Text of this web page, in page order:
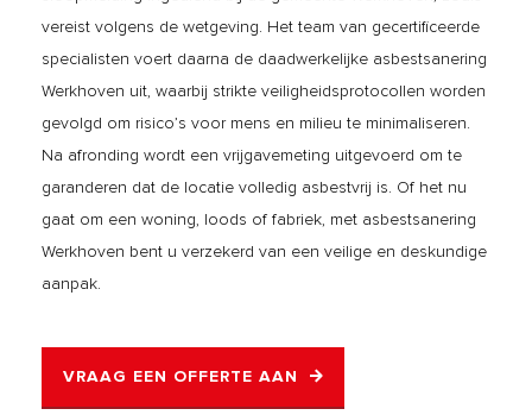
vereist volgens de wetgeving. Het team van gecertificeerde
specialisten voert daarna de daadwerkelijke asbestsanering
Werkhoven uit, waarbij strikte veiligheidsprotocollen worden
gevolgd om risico’s voor mens en milieu te minimaliseren.
Na afronding wordt een vrijgavemeting uitgevoerd om te
garanderen dat de locatie volledig asbestvrij is. Of het nu
gaat om een woning, loods of fabriek, met asbestsanering
Werkhoven bent u verzekerd van een veilige en deskundige
aanpak.
VRAAG EEN OFFERTE AAN